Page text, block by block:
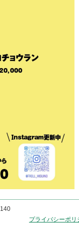
プライバシーポリ